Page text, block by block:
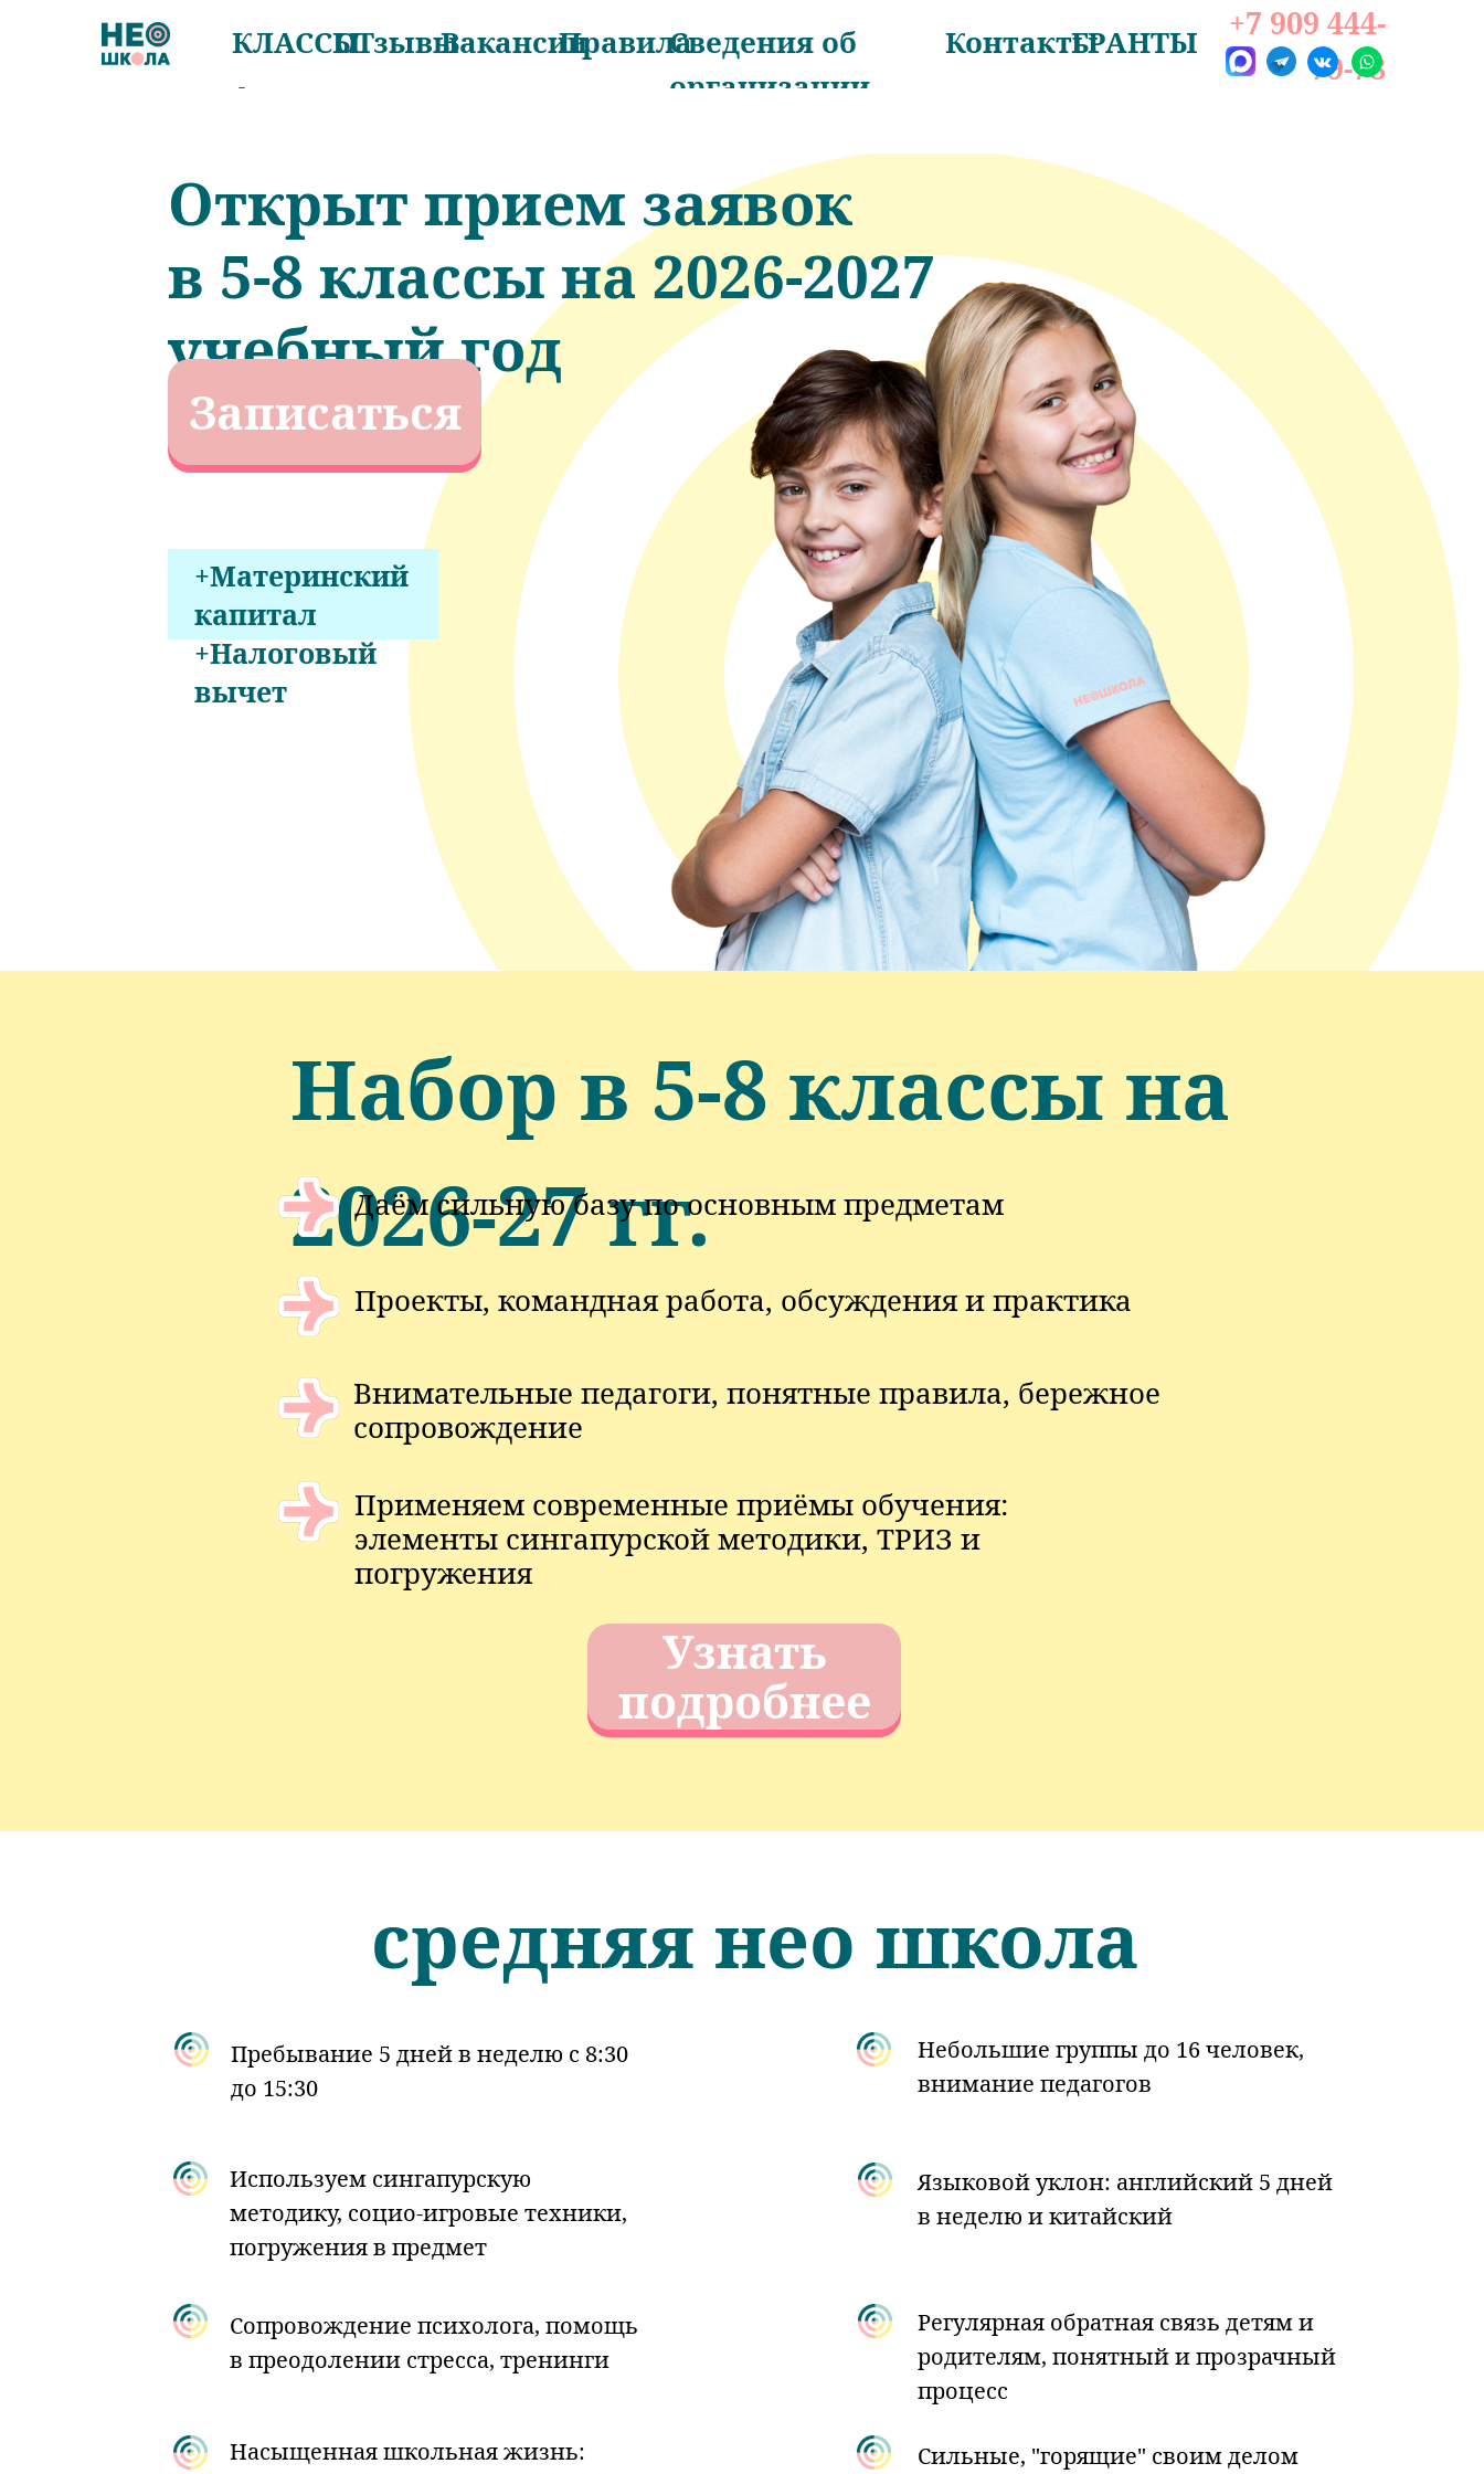
+7 909 444-
79-78
Вакансии
КЛАССЫОТзывы Правила КонтактыГРАНТЫ
Сведения об
организации
Открыт прием заявок
в 5-8 классы на 2026-2027
учебный год
Записаться
+Материнский
капитал
+Налоговый
вычет
Набор в 5-8 классы на
2026-27 гг.
Даём сильную базу по основным предметам
Узнать
подробнее
Проекты, командная работа, обсуждения и практика
Внимательные педагоги, понятные правила, бережное
сопровождение
Применяем современные приёмы обучения:
элементы сингапурской методики, ТРИЗ и
погружения
средняя нео школа
Используем сингапурскую
методику, социо-игровые техники,
погружения в предмет
Сопровождение психолога, помощь
в преодолении стресса, тренинги
Насыщенная школьная жизнь:
Сильные, "горящие" своим делом
Языковой уклон: английский 5 дней
в неделю и китайский
Регулярная обратная связь детям и
родителям, понятный и прозрачный
процесс
Небольшие группы до 16 человек,
внимание педагогов
Пребывание 5 дней в неделю с 8:30
до 15:30